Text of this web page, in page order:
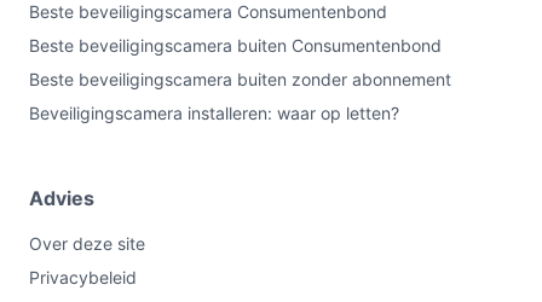
Beste beveiligingscamera Consumentenbond
Beste beveiligingscamera buiten Consumentenbond
Beste beveiligingscamera buiten zonder abonnement
Beveiligingscamera installeren: waar op letten?
Advies
Over deze site
Privacybeleid